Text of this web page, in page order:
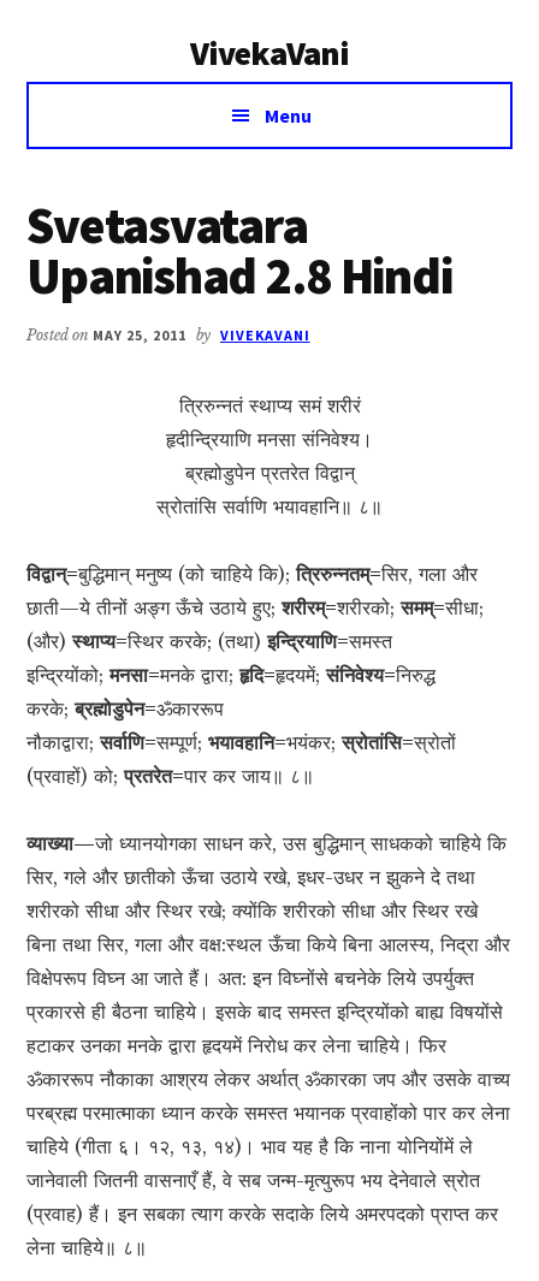
VivekaVani
Voice
Vivekananda
Menu
Svetasvatara
Upanishad 2.8 Hindi
Posted on MAY 25, 2011 by VIVEKAVANI
त्रिरुन्नतं स्थाप्य समं शरीरं
हृदीन्द्रियाणि मनसा संनिवेश्य।
ब्रह्मोडुपेन प्रतरेत विद्वान्
स्रोतांसि सर्वाणि भयावहानि॥ ८॥
विद्वान्=बुद्धिमान् मनुष्य (को चाहिये कि);त्रिरुन्नतम्=सिर, गला और
छाती—ये तीनों अङ्ग ऊँचे उठाये हुए;शरीरम्=शरीरको;समम्=सीधा;
(और)स्थाप्य=स्थिर करके; (तथा)इन्द्रियाणि=समस्त
इन्द्रियोंको;मनसा=मनके द्वारा;हृदि=हृदयमें;संनिवेश्य=निरुद्ध
करके;ब्रह्मोडुपेन=ॐकाररूप
नौकाद्वारा;सर्वाणि=सम्पूर्ण;भयावहानि=भयंकर;स्रोतांसि=स्रोतों
(प्रवाहों) को;प्रतरेत=पार कर जाय॥ ८॥
व्याख्या—जो ध्यानयोगका साधन करे, उस बुद्धिमान् साधकको चाहिये कि
सिर, गले और छातीको ऊँचा उठाये रखे, इधर-उधर न झुकने दे तथा
शरीरको सीधा और स्थिर रखे; क्योंकि शरीरको सीधा और स्थिर रखे
बिना तथा सिर, गला और वक्ष:स्थल ऊँचा किये बिना आलस्य, निद्रा और
विक्षेपरूप विघ्न आ जाते हैं। अत: इन विघ्नोंसे बचनेके लिये उपर्युक्त
प्रकारसे ही बैठना चाहिये। इसके बाद समस्त इन्द्रियोंको बाह्य विषयोंसे
हटाकर उनका मनके द्वारा हृदयमें निरोध कर लेना चाहिये। फिर
ॐकाररूप नौकाका आश्रय लेकर अर्थात् ॐकारका जप और उसके वाच्य
परब्रह्म परमात्माका ध्यान करके समस्त भयानक प्रवाहोंको पार कर लेना
चाहिये (गीता ६। १२, १३, १४)। भाव यह है कि नाना योनियोंमें ले
जानेवाली जितनी वासनाएँ हैं, वे सब जन्म-मृत्युरूप भय देनेवाले स्रोत
(प्रवाह) हैं। इन सबका त्याग करके सदाके लिये अमरपदको प्राप्त कर
लेना चाहिये॥ ८॥